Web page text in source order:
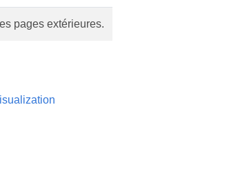
pages extérieures.